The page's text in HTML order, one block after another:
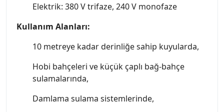
Elektrik: 380 V trifaze, 240 V monofaze
Kullanım Alanları:
10 metreye kadar derinliğe sahip kuyularda,
Hobi bahçeleri ve küçük çaplı bağ-bahçe
sulamalarında,
Damlama sulama sistemlerinde,